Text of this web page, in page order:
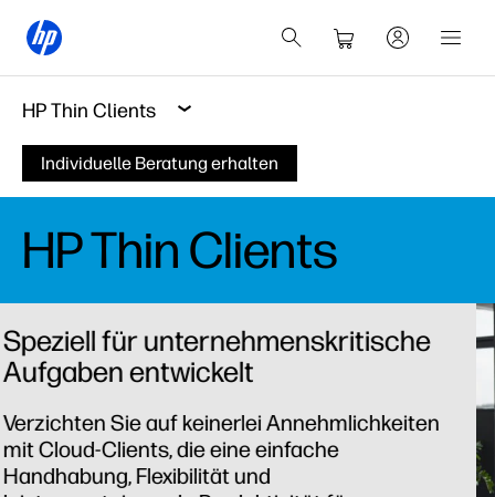
HP Thin Clients
Individuelle Beratung erhalten
HP Thin Clients